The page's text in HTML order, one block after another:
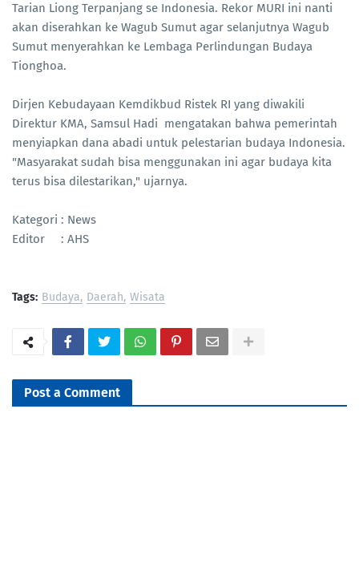
Tarian Liong Terpanjang se Indonesia. Rekor MURI ini nanti
akan diserahkan ke Wagub Sumut agar selanjutnya Wagub
Sumut menyerahkan ke Lembaga Perlindungan Budaya
Tionghoa.
Dirjen Kebudayaan Kemdikbud Ristek RI yang diwakili
Direktur KMA, Samsul Hadi mengatakan bahwa pemerintah
menyiapkan dana abadi untuk pelestarian budaya Indonesia.
"Masyarakat sudah bisa menggunakan ini agar budaya kita
terus bisa dilestarikan," ujarnya.
Kategori : News
Editor : AHS
Tags: Budaya Daerah Wisata
Post a Comment